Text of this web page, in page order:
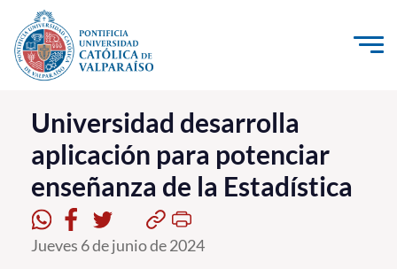
Click acá para ir directamente al contenido
La Universidad
Investigación, Creación e Innovación
PUCV Internacional
Vinculación con el Medio
Universidad desarrolla
aplicación para potenciar
enseñanza de la Estadística
Jueves 6 de junio de 2024